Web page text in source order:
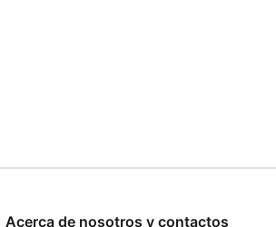
Acerca de nosotros y contactos